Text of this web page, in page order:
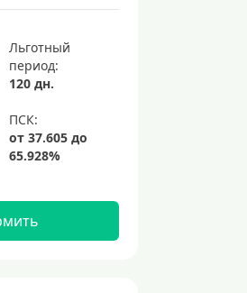
Льготный
период:
120 дн.